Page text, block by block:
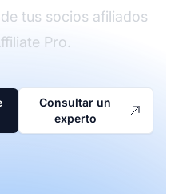
tus socios afiliados
Pro.
Consultar un
experto